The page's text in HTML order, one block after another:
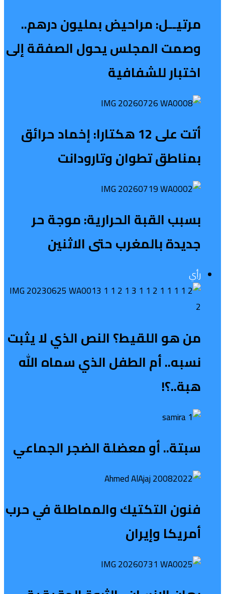
مرتيــل: مراحيض بمليون درهم..
وصمت المجلس يحول الصفقة إلى
اختبار للشفافية
أتت على 12 هكتارا: إخماد حرائق
بمناطق تطوان وتارودانت
بسبب القبة الحرارية: موجة حر
جديدة بالمغرب حتى الاثنين
رأي
من هو اللقيط؟ النص الذي لا يثبت
نسبه.. أم الطفل الذي سماه الله
هبة..؟!
سبتة.. أو معضلة الضجر الجماعي
فنون التكتيك والمماطلة في حرب
أمريكا وإيران